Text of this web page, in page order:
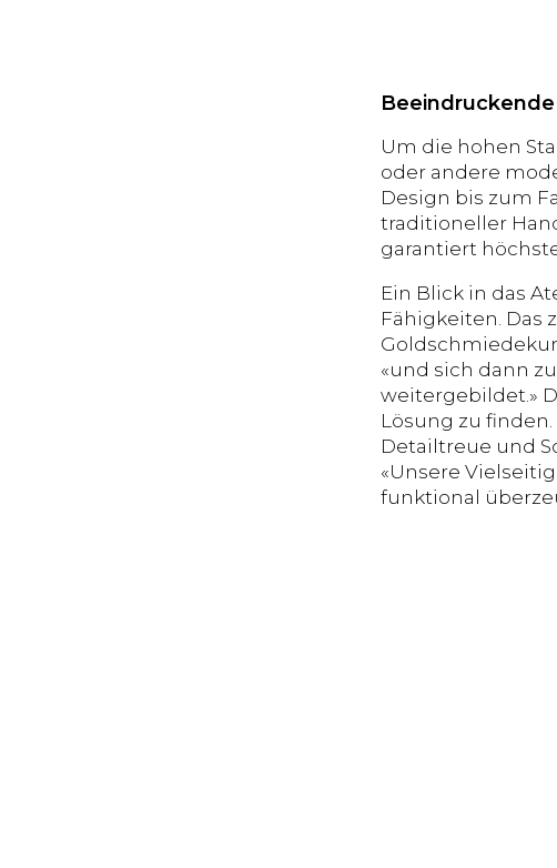
Um die hohen
oder andere
Design bis zum
traditioneller
garantiert
Ein Blick in das
Fähigkeiten. Das
«und sich dann
weitergebildet.»
Lösung zu
Detailtreue und
«Unsere
funktional